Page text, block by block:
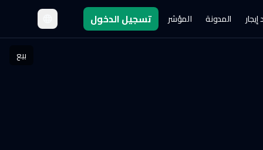
المدونة المؤشر تسجيل الدخول
بيع